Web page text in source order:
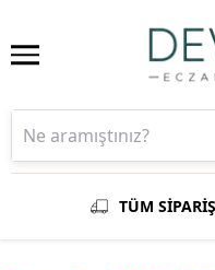
TÜM